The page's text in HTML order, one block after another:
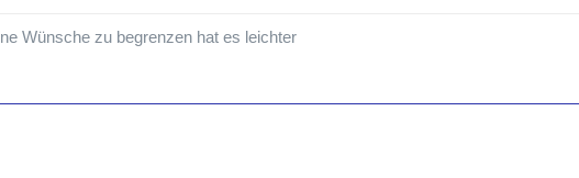
Wünsche zu begrenzen hat es leichter